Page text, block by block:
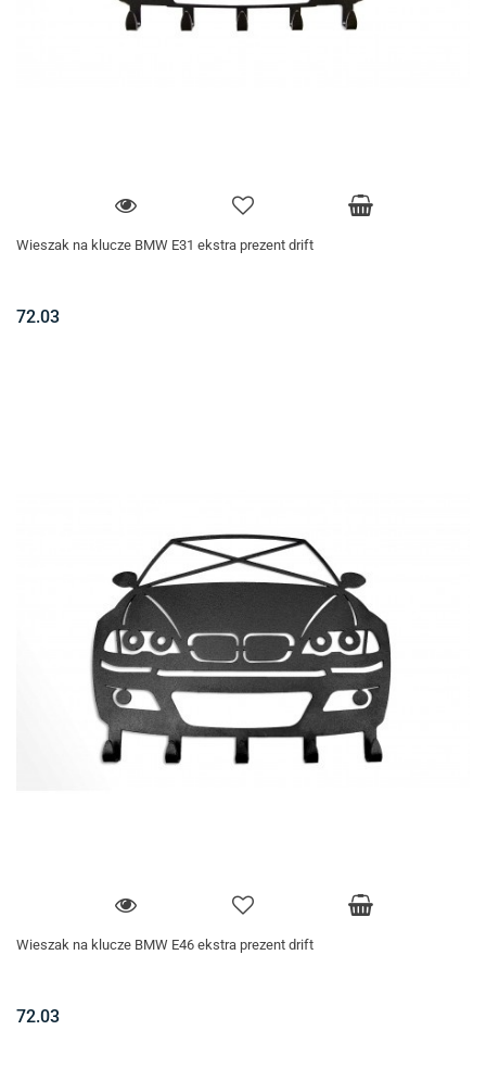
Wieszak na klucze BMW E31 ekstra prezent drift
72.03
Wieszak na klucze BMW E46 ekstra prezent drift
72.03